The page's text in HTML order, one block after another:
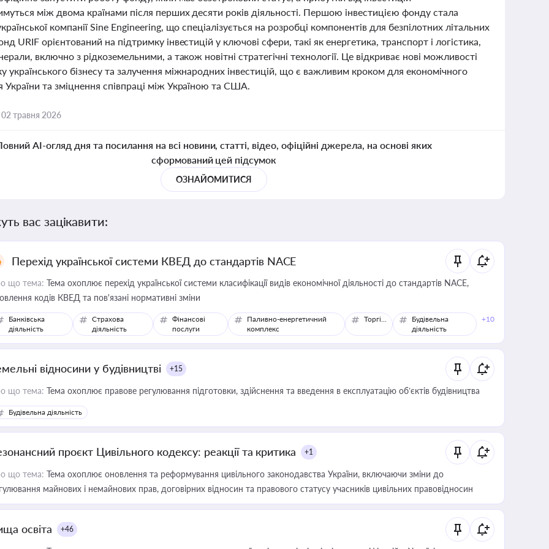
між двома країнами після перших десяти років діяльності. Першою інвестицією фонду стала
компанії Sine Engineering, що спеціалізується на розробці компонентів для безпілотних літальних
URIF орієнтований на підтримку інвестицій у ключові сфери, такі як енергетика, транспорт і логістика,
включно з рідкоземельними, а також новітні стратегічні технології. Це відкриває нові можливості
українського бізнесу та залучення міжнародних інвестицій, що є важливим кроком для економічного
України та зміцнення співпраці між Україною та США.
02 травня 2026
AI-огляд дня та посилання на всі новини, статті, відео, офіційні джерела, на основі яких
сформований цей підсумок
ОЗНАЙОМИТИСЯ
вас зацікавити:
Перехід української системи КВЕД до стандартів NACE
що тема: Тема охоплює перехід української системи класифікації видів економічної діяльності до стандартів NACE,
кодів КВЕД та пов'язані нормативні зміни
Банківська
діяльність
Страхова
діяльність
Фінансові
послуги
Паливно-енергетичний
комплекс
Торгівля
Будівельна
діяльність
+10
відносини у будівництві +15
що тема: Тема охоплює правове регулювання підготовки, здійснення та введення в експлуатацію об’єктів будівництва
Будівельна діяльність
проєкт Цивільного кодексу: реакції та критика +1
що тема: Тема охоплює оновлення та реформування цивільного законодавства України, включаючи зміни до
майнових і немайнових прав, договірних відносин та правового статусу учасників цивільних правовідносин
освіта +46